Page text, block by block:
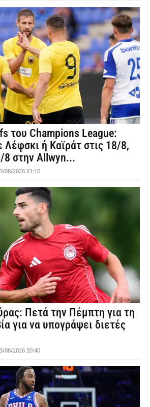
του Champions League:
ή Καϊράτ στις 18/8,
8 στην Allwyn...
08/2026 21:10
Πετά την Πέμπτη για τη
για να υπογράψει διετές
08/2026 20:40